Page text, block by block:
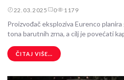
22.03.2025 0 1179
Proizvođač eksploziva Eurenco
tona barutnih zrna, a cilj je povećati
ČITAJ VIŠE...